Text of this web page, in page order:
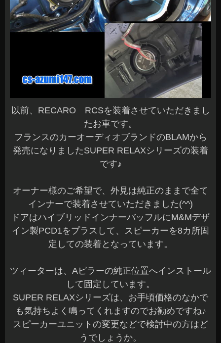
以前、RECARO RCSを装着させていただきまし
たお車です。
フランスのカーオーディオブランドのBLAMから
発売になりましたSUPER RELAXシリーズの装着
です♪
オーナー様のご希望で、外見は純正のままで全て
インナーで装着させていただきました(^^)
ドアはハイブリッドインナーバッフルにM&Mデザ
イン製PCD1をプラスして、スピーカーを8カ所固
定しての装着となっています。
ツィーターは、Aピラーの純正位置へインストール
して固定しています。
SUPER RELAXシリーズは、お手頃価格のなかで
も気持ちよく鳴ってくれますのでお勧めですね♪
スピーカーユニットの変更などで検討中の方はど
うでしょうか。